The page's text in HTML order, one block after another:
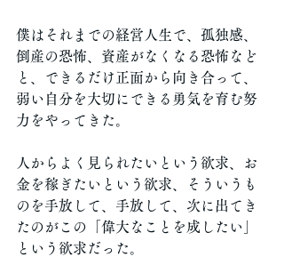
僕はそれまでの経営人生で、孤独感、
倒産の恐怖、資産がなくなる恐怖など
と、できるだけ正面から向き合って、
弱い自分を大切にできる勇気を育む努
力をやってきた。
人からよく見られたいという欲求、お
金を稼ぎたいという欲求、そういうも
のを手放して、手放して、次に出てき
たのがこの「偉大なことを成したい」
という欲求だった。